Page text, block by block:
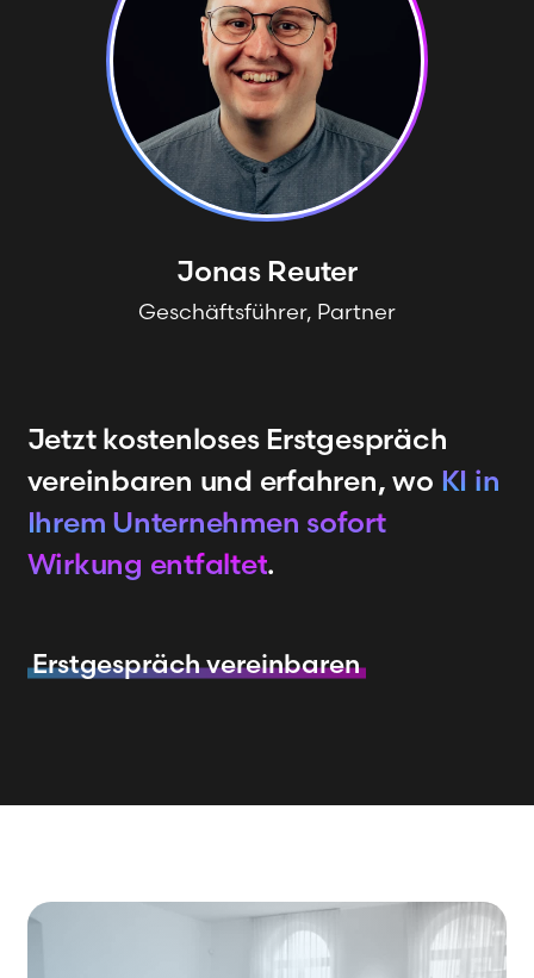
Jonas Reuter
Geschäftsführer, Partner
Jetzt kostenloses Erstgespräch
vereinbaren und erfahren, wo KI in
Ihrem Unternehmen sofort
Wirkung entfaltet.
Erstgespräch vereinbaren